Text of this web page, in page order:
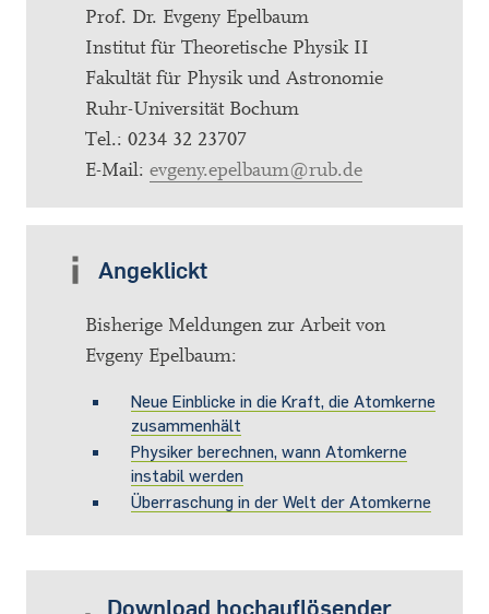
Prof. Dr. Evgeny Epelbaum
Institut für Theoretische Physik II
Fakultät für Physik und Astronomie
Ruhr-Universität Bochum
Tel.: 0234 32 23707
E-Mail: evgeny.epelbaum@rub.de
Angeklickt
Bisherige Meldungen zur Arbeit von
Evgeny Epelbaum:
Neue Einblicke in die Kraft, die Atomkerne
zusammenhält
Physiker berechnen, wann Atomkerne
instabil werden
Überraschung in der Welt der Atomkerne
Download hochauflösender